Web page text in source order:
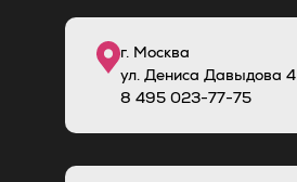
г. Москва
ул. Дениса Давыдова 4
8 495 023-77-75